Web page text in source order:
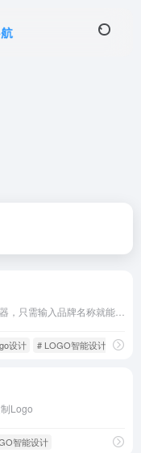
设计 # LOGO智能设计
Logo
智能设计